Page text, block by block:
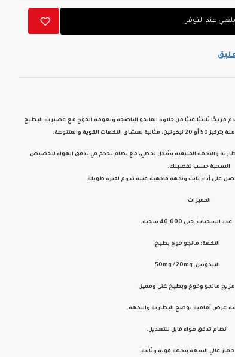
عند التوفر
مزيجًا ثلاثيًا غنيًا منحلاوة المانجو الناضجة ونعومة الخوخ مع عصيرية البطيخ
بتركيز 50 أو 20 نيكوتين ، مثالية لعشاق النكهات القوية والمتنوعة.
والنكهة المتبقية بشكل لحظي، مع نظام تحكم في تدفق الهواء لتخصيص
السحبة حسب تفضيلك.
على أداء ثابت ونكهة فاكهية غنية تدوم لفترة طويلة.
المميزات:
عدد السحبات: حتى 40,000 سحبة.
النكهة: مانجو خوخ بطيخ.
النيكوتين: 50mg / 20mg.
مزيج مانجو وخوخ وبطيخ غني ومميز.
عرض أمامية توضح البطارية والنكهة.
نظام تدفق هواء قابل للتعديل.
جهاز عالي السعة بنكهة قوية وثابتة.